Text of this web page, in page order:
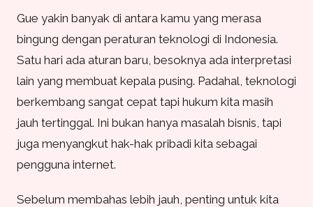
Gue yakin banyak di antara kamu yang merasa
bingung dengan peraturan teknologi di Indonesia.
Satu hari ada aturan baru, besoknya ada interpretasi
lain yang membuat kepala pusing. Padahal, teknologi
berkembang sangat cepat tapi hukum kita masih
jauh tertinggal. Ini bukan hanya masalah bisnis, tapi
juga menyangkut hak-hak pribadi kita sebagai
pengguna internet.
Sebelum membahas lebih jauh, penting untuk kita